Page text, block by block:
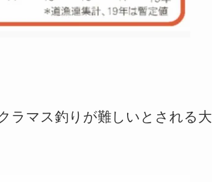
ラマス釣りが難しいとされる大